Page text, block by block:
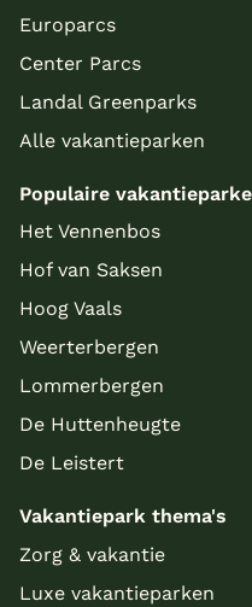
Europarcs
Center Parcs
Landal Greenparks
Alle vakantieparken
Populaire
Het Vennenbos
Hof van Saksen
Hoog Vaals
Weerterbergen
Lommerbergen
De Huttenheugte
De Leistert
Vakantiepark thema's
Zorg & vakantie
Luxe vakantieparken